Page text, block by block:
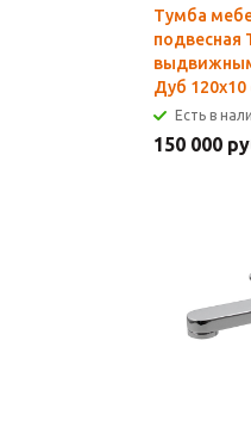
Тумба
подвесная
Дуб 120х10
Есть в
150 000